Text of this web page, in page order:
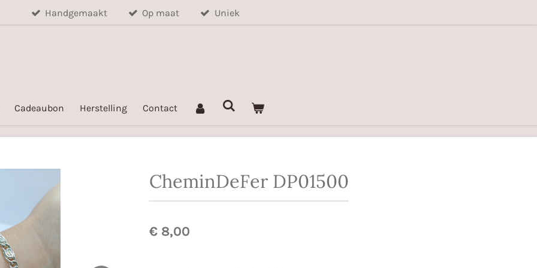
Handgemaakt Op maat Uniek
Cadeaubon Herstelling Contact
CheminDeFer DP01500
€ 8,00